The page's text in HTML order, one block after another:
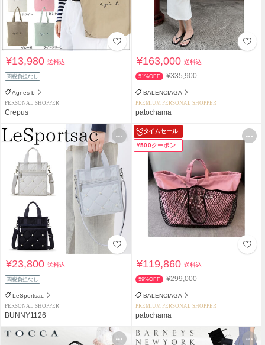
¥13,980送料込
関税負担なし
Agnes b
PERSONAL SHOPPER
Crepus
¥163,000送料込
51%OFF ¥335,900
BALENCIAGA
PREMIUM PERSONAL SHOPPER
patochama
¥23,800送料込
関税負担なし
LeSportsac
PERSONAL SHOPPER
BUNNY1126
タイムセール
¥500クーポン
¥119,860送料込
59%OFF ¥299,000
BALENCIAGA
PREMIUM PERSONAL SHOPPER
patochama